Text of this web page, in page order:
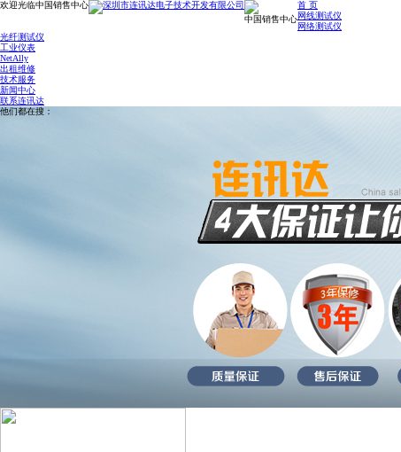
欢迎光临中国销售中心
中国销售中心
首 页
网线测试仪
网络测试仪
光纤测试仪
工业仪表
NetAlly
出租维修
技术服务
新闻中心
联系连讯达
他们都在搜：